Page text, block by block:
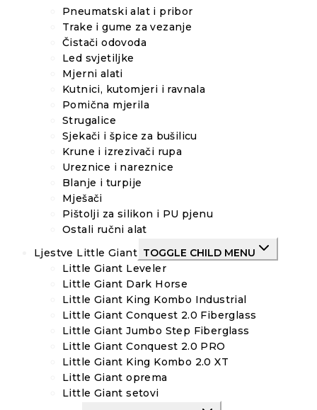
Pneumatski alat i pribor
Trake i gume za vezanje
Čistači odovoda
Led svjetiljke
Mjerni alati
Kutnici, kutomjeri i ravnala
Pomična mjerila
Strugalice
Sjekači i špice za bušilicu
Krune i izrezivači rupa
Ureznice i nareznice
Blanje i turpije
Mješači
Pištolji za silikon i PU pjenu
Ostali ručni alat
Ljestve Little Giant TOGGLE CHILD MENU
Little Giant Leveler
Little Giant Dark Horse
Little Giant King Kombo Industrial
Little Giant Conquest 2.0 Fiberglass
Little Giant Jumbo Step Fiberglass
Little Giant Conquest 2.0 PRO
Little Giant King Kombo 2.0 XT
Little Giant oprema
Little Giant setovi